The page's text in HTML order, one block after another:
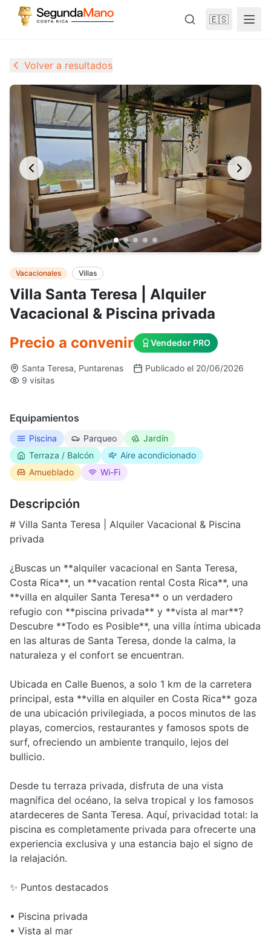
🇪🇸
Volver a resultados
Villa Santa Teresa | Alquiler
Vacacional & Piscina privada
Vacacionales Villas
Precio a convenir Vendedor PRO
Santa Teresa, Puntarenas
Publicado el 20/06/2026
9 visitas
Equipamientos
Piscina Parqueo
Jardín
Terraza / Balcón
Aire acondicionado
Amueblado
Wi-Fi
Descripción
# Villa Santa Teresa | Alquiler Vacacional & Piscina
privada
¿Buscas un **alquiler vacacional en Santa Teresa,
Costa Rica**, un **vacation rental Costa Rica**, una
**villa en alquiler Santa Teresa** o un verdadero
refugio con **piscina privada** y **vista al mar**?
Descubre **Todo es Posible**, una villa íntima ubicada
en las alturas de Santa Teresa, donde la calma, la
naturaleza y el confort se encuentran.
Ubicada en Calle Buenos, a solo 1 km de la carretera
principal, esta **villa en alquiler en Costa Rica** goza
de una ubicación privilegiada, a pocos minutos de las
playas, comercios, restaurantes y famosos spots de
surf, ofreciendo un ambiente tranquilo, lejos del
bullicio.
Desde tu terraza privada, disfruta de una vista
magnífica del océano, la selva tropical y los famosos
atardeceres de Santa Teresa. Aquí, privacidad total: la
piscina es completamente privada para ofrecerte una
experiencia exclusiva y una estancia bajo el signo de
la relajación.
✨ Puntos destacados
• Piscina privada
• Vista al mar